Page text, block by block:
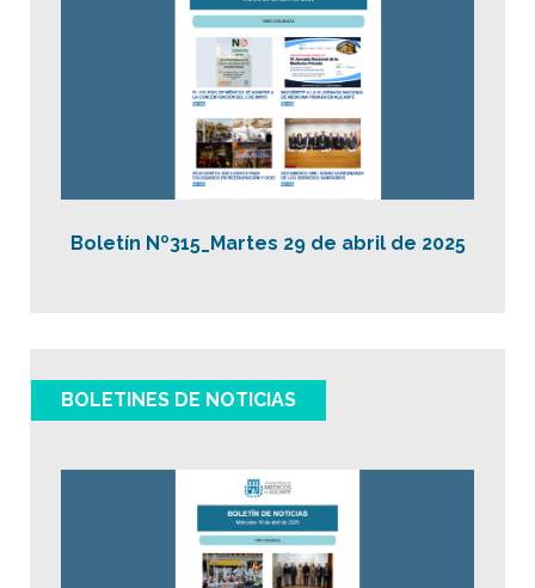
Boletín Nº315_Martes 29 de abril de 2025
BOLETINES DE NOTICIAS